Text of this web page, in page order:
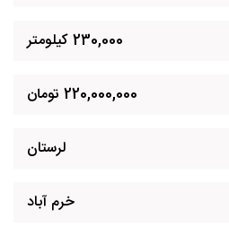
230,000 کیلومتر
220,000,000 تومان
لرستان
خرم آباد